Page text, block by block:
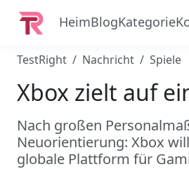
HeimBlogKategorie
TestRight Nachricht Spiele
Xbox zielt auf
Nach großen
Neuorientierung: Xbox
globale Plattform für